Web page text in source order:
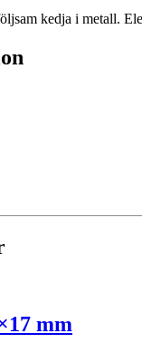
kedja i metall.
mm